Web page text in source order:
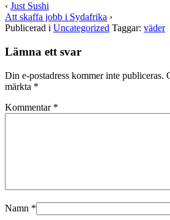
‹ Just Sushi
Att skaffa jobb i Sydafrika ›
Publicerad i Uncategorized Taggar: väder
Lämna ett svar
Din e-postadress kommer inte publiceras.
märkta *
Kommentar *
Namn *